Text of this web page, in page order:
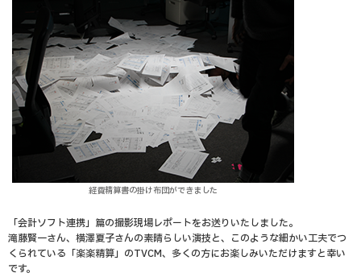
経費精算書の掛け布団ができました
「会計ソフト連携」篇の撮影現場レポートをお送りいたしました。
滝藤賢一さん、横澤夏子さんの素晴らしい演技と、このような細かい工夫でつ
くられている「楽楽精算」のTVCM、多くの方にお楽しみいただけますと幸い
です。